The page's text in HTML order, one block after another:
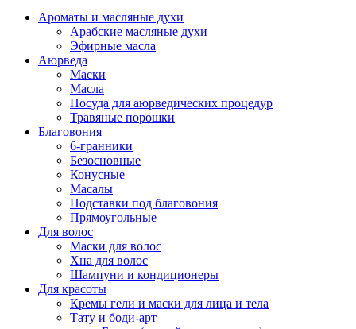
Ароматы и масляные духи
Арабские масляные духи
Эфирные масла
Аюрведа
Маски
Масла
Посуда для аюрведических процедур
Травяные порошки
Благовония
6-гранники
Безосновные
Конусные
Масалы
Подставки под благовония
Прямоугольные
Для волос
Маски для волос
Хна для волос
Шампуни и кондиционеры
Для красоты
Кремы гели и маски для лица и тела
Тату и боди-арт